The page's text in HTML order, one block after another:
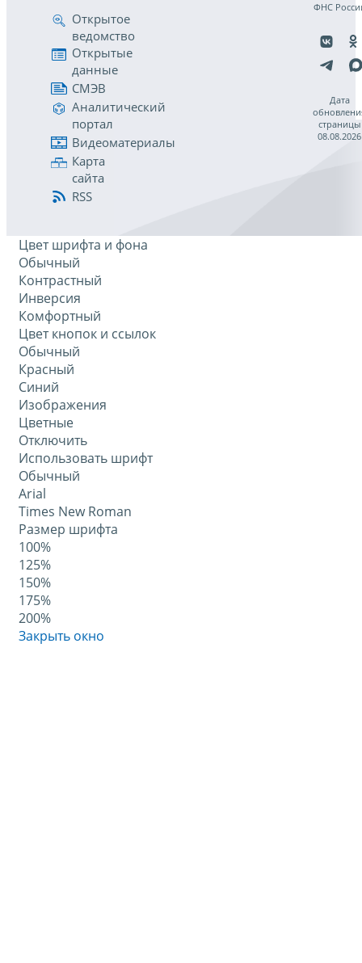
Открытое
ведомство
Открытые
данные
СМЭВ
Аналитический
портал
Видеоматериалы
Карта
сайта
RSS
ФНС
Дата
страницы
08.08.2026
Цвет шрифта и фона
Обычный
Контрастный
Инверсия
Комфортный
Цвет кнопок и ссылок
Обычный
Красный
Синий
Изображения
Цветные
Отключить
Использовать шрифт
Обычный
Arial
Times New Roman
Размер шрифта
100%
125%
150%
175%
200%
Закрыть окно